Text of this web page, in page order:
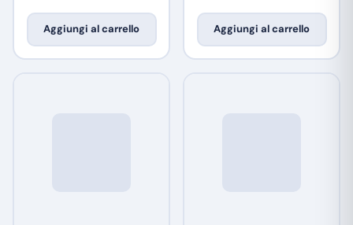
Aggiungi al carrello Aggiungi al carrello